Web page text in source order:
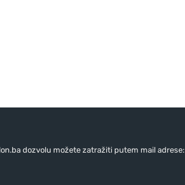
dozvolu možete zatražiti putem mail adrese: